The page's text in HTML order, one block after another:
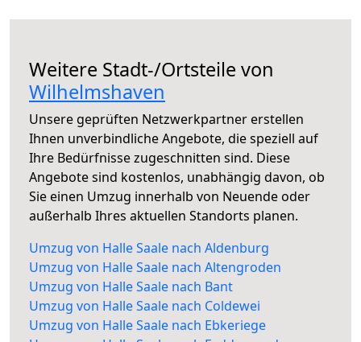
Weitere Stadt-/Ortsteile von
Wilhelmshaven
Unsere geprüften Netzwerkpartner erstellen
Ihnen unverbindliche Angebote, die speziell auf
Ihre Bedürfnisse zugeschnitten sind. Diese
Angebote sind kostenlos, unabhängig davon, ob
Sie einen Umzug innerhalb von Neuende oder
außerhalb Ihres aktuellen Standorts planen.
Umzug von Halle Saale nach Aldenburg
Umzug von Halle Saale nach Altengroden
Umzug von Halle Saale nach Bant
Umzug von Halle Saale nach Coldewei
Umzug von Halle Saale nach Ebkeriege